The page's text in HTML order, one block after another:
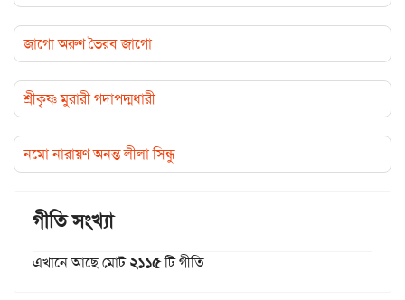
জাগো অরুণ ভৈরব জাগো
শ্রীকৃষ্ণ মুরারী গদাপদ্মধারী
নমো নারায়ণ অনন্ত লীলা সিন্ধু
গীতি সংখ্যা
এখানে আছে মোট২১১৫টি গীতি